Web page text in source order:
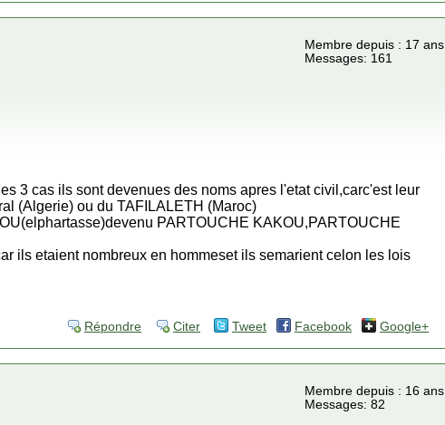
Membre depuis : 17 ans
Messages: 161
3 cas ils sont devenues des noms apres l'etat civil,carc'est leur
(Algerie) ou du TAFILALETH (Maroc)
PARTOUCHE KAKOU,PARTOUCHE
ils etaient nombreux en hommeset ils semarient celon les lois
Répondre Citer Tweet Facebook Google+
Membre depuis : 16 ans
Messages: 82